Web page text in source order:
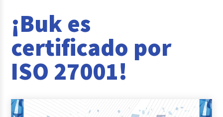
Pago de nómina
Buk
Transformación digital
Reclutamiento y Selección
¡Buk es
certificado por
ISO 27001!